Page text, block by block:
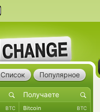
Список Популярное
BTC Bitcoin BTC